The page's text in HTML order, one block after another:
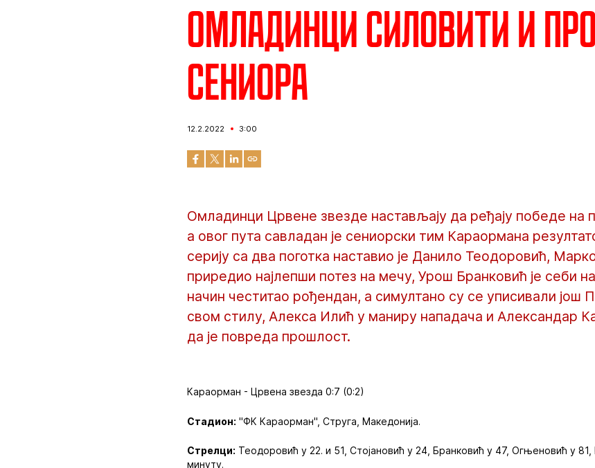
Омладинци силовити и
сениора
12.2.2022 3:00
Омладинци Црвене звезде настављају да ређају победе на
а овог пута савладан је сениорски тим Караормана
серију са два поготка наставио је Данило Теодоровић,
приредио најлепши потез на мечу, Урош Бранковић је себи
начин честитао рођендан, а симултано су се уписивали још
свом стилу, Алекса Илић у маниру нападача и Александар
да је повреда прошлост.
Караорман - Црвена звезда 0:7 (0:2)
Стадион: "ФК Караорман", Струга, Македонија.
Стрелци: Теодоровић у 22. и 51, Стојановић у 24, Бранковић у 47, Огњеновић у 81,
минуту.